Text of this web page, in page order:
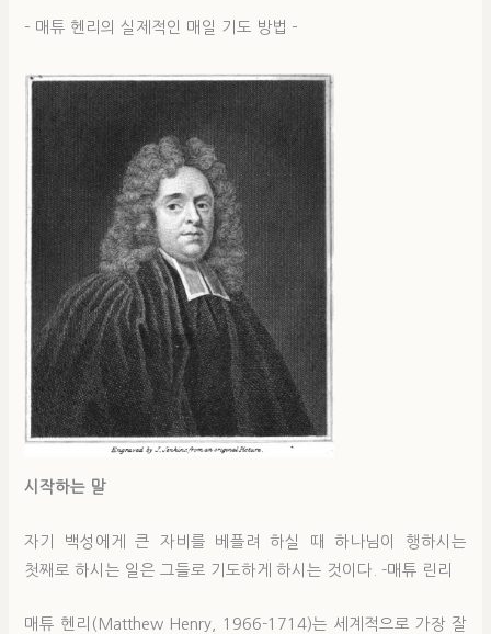
– 매튜 헨리의 실제적인 매일 기도 방법 –
시작하는 말
자기 백성에게 큰 자비를 베플려 하실 때 하나님이 행하시는
첫째로 하시는 일은 그들로 기도하게 하시는 것이다. -매튜 린리
매튜 헨리(Matthew Henry, 1966-1714)는 세계적으로 가장 잘